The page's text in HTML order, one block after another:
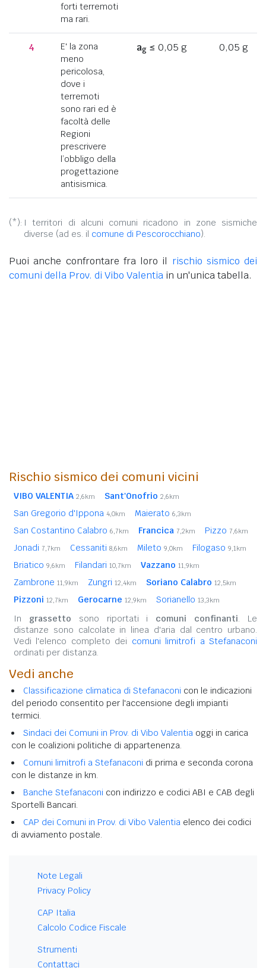
forti terremoti
ma rari.
4
E' la zona
meno
pericolosa,
dove i
terremoti
sono rari ed è
facoltà delle
Regioni
prescrivere
l’obbligo della
progettazione
antisismica.
ag≤ 0,05 g 0,05 g
(*): I territori di alcuni comuni ricadono in zone sismiche
diverse (ad es. il comune di Pescorocchiano).
Puoi anche confrontare fra loro il rischio sismico dei
comuni della Prov. di Vibo Valentia in un'unica tabella.
Rischio sismico dei comuni vicini
VIBO VALENTIA 2,6km Sant'Onofrio 2,6km
San Gregorio d'Ippona 4,0km Maierato 6,3km
San Costantino Calabro 6,7km Francica 7,2km Pizzo 7,6km
Jonadi 7,7km Cessaniti 8,6km Mileto 9,0km Filogaso 9,1km
Briatico 9,6km Filandari 10,7km Vazzano 11,9km
Zambrone 11,9km Zungri 12,4km Soriano Calabro 12,5km
Pizzoni 12,7km Gerocarne 12,9km Sorianello 13,3km
In grassetto sono riportati i comuni confinanti. Le
distanze sono calcolate in linea d'aria dal centro urbano.
Vedi l'elenco completo dei comuni limitrofi a Stefanaconi
ordinati per distanza.
Vedi anche
Classificazione climatica di Stefanaconi con le indicazioni
del periodo consentito per l'accensione degli impianti
termici.
Sindaci dei Comuni in Prov. di Vibo Valentia oggi in carica
con le coalizioni politiche di appartenenza.
Comuni limitrofi a Stefanaconi di prima e seconda corona
con le distanze in km.
Banche Stefanaconi con indirizzo e codici ABI e CAB degli
Sportelli Bancari.
CAP dei Comuni in Prov. di Vibo Valentia elenco dei codici
di avviamento postale.
Note Legali
Privacy Policy
CAP Italia
Calcolo Codice Fiscale
Strumenti
Contattaci